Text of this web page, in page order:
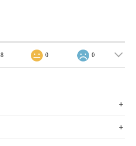
0 0